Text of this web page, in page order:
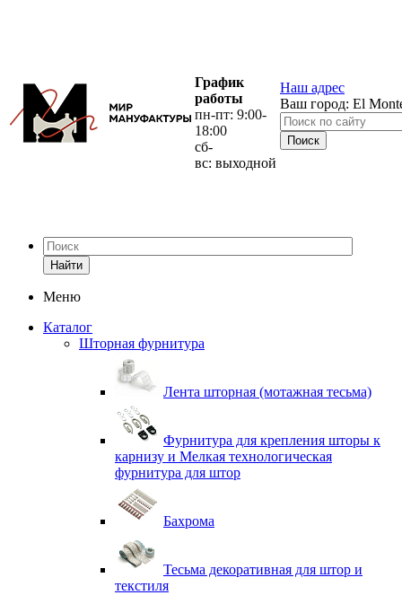
График
работы
пн-пт: 9:00-
18:00
сб-
вс: выходной
Наш адрес
Ваш город: El
Найти
Меню
Каталог
Шторная фурнитура
Лента шторная (мотажная тесьма)
Фурнитура для крепления шторы к
карнизу и Мелкая технологическая
фурнитура для штор
Бахрома
Тесьма декоративная для штор и
текстиля